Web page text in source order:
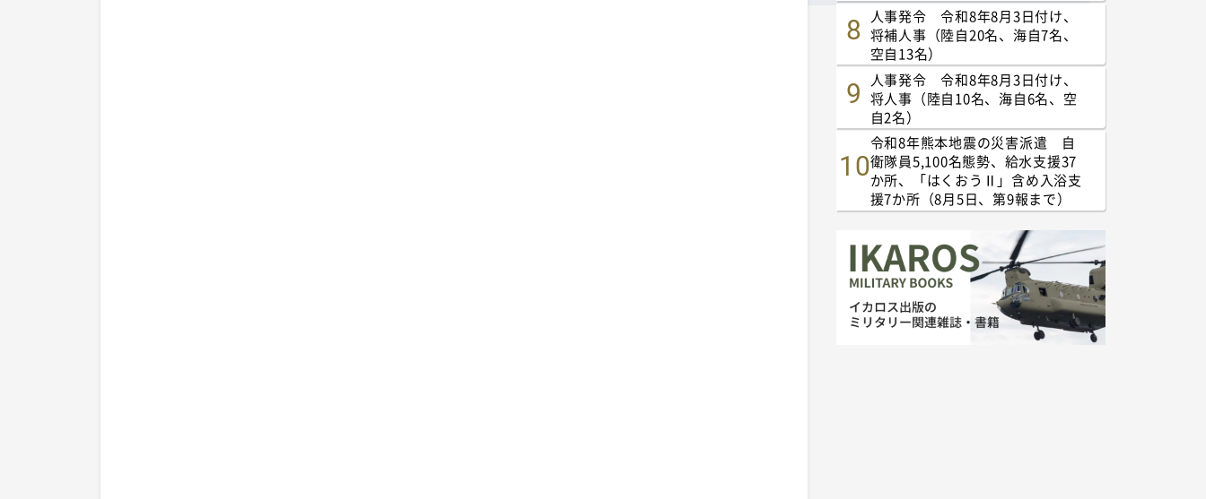
人事発令 令和8年8月3日付け、
将補人事（陸自20名、海自7名、
空自13名）
人事発令 令和8年8月3日付け、
将人事（陸自10名、海自6名、空
自2名）
令和8年熊本地震の災害派遣 自
衛隊員5,100名態勢、給水支援37
か所、「はくおうⅡ」含め入浴支
援7か所（8月5日、第9報まで）